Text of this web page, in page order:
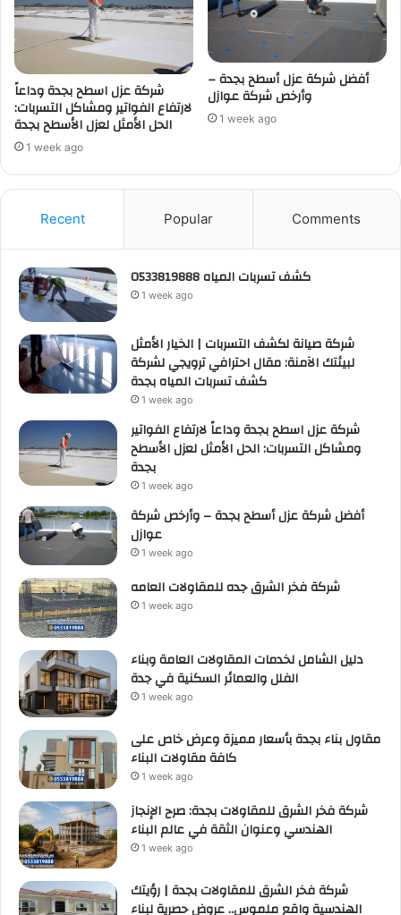
شركة عزل اسطح بجدة وداعاً
لارتفاع الفواتير ومشاكل التسربات:
الحل الأمثل لعزل الأسطح بجدة
1 week ago
أفضل شركة عزل أسطح بجدة –
وأرخص شركة عوازل
1 week ago
Recent Popular Comments
كشف تسربات المياه 0533819888
1 week ago
شركة صيانة لكشف التسربات | الخيار الأمثل
لبيئتك الآمنة: مقال احترافي ترويجي لشركة
كشف تسربات المياه بجدة
1 week ago
شركة عزل اسطح بجدة وداعاً لارتفاع الفواتير
ومشاكل التسربات: الحل الأمثل لعزل الأسطح
بجدة
1 week ago
أفضل شركة عزل أسطح بجدة – وأرخص شركة
عوازل
1 week ago
شركة فخر الشرق جده للمقاولات العامه
1 week ago
دليل الشامل لخدمات المقاولات العامة وبناء
الفلل والعمائر السكنية في جدة
1 week ago
مقاول بناء بجدة بأسعار مميزة وعرض خاص على
كافة مقاولات البناء
1 week ago
شركة فخر الشرق للمقاولات بجدة: صرح الإنجاز
الهندسي وعنوان الثقة في عالم البناء
1 week ago
شركة فخر الشرق للمقاولات بجدة | رؤيتك
الهندسية واقع ملموس.. عروض حصرية لبناء